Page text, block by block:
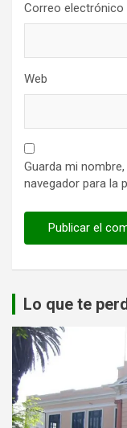
Correo electrónico
Web
Guarda mi
navegador para la
Lo que te